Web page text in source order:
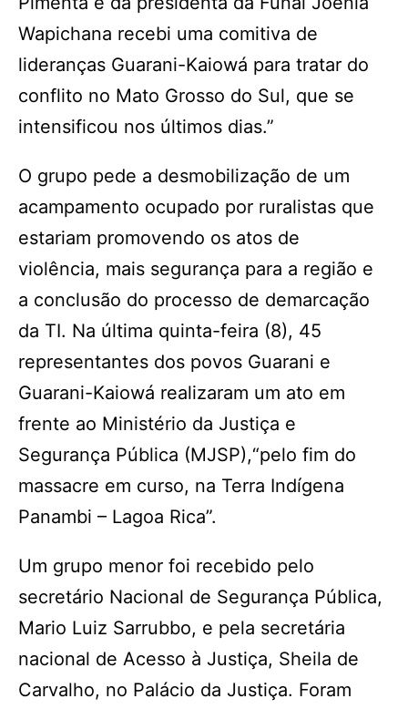
Wapichana recebi uma comitiva de
lideranças Guarani-Kaiowá para tratar do
conflito no Mato Grosso do Sul, que se
intensificou nos últimos dias.”
O grupo pede a desmobilização de um
acampamento ocupado por ruralistas que
estariam promovendo os atos de
violência, mais segurança para a região e
a conclusão do processo de demarcação
da TI. Na última quinta-feira (8), 45
representantes dos povos Guarani e
Guarani-Kaiowá realizaram um ato em
frente ao Ministério da Justiça e
Segurança Pública (MJSP),“pelo fim do
massacre em curso, na Terra Indígena
Panambi – Lagoa Rica”.
Um grupo menor foi recebido pelo
secretário Nacional de Segurança Pública,
Mario Luiz Sarrubbo, e pela secretária
nacional de Acesso à Justiça, Sheila de
Carvalho, no Palácio da Justiça. Foram